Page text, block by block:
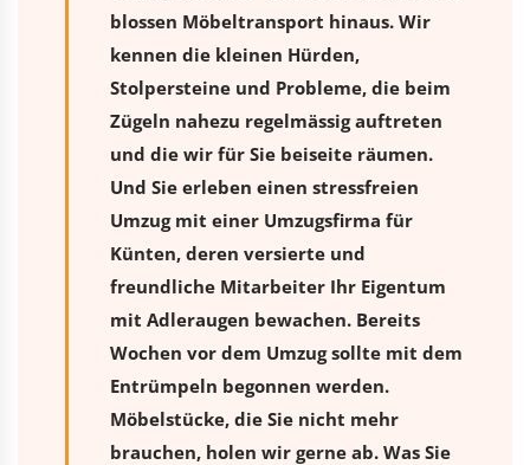
blossen Möbeltransport hinaus. Wir
kennen die kleinen Hürden,
Stolpersteine und Probleme, die beim
Zügeln nahezu regelmässig auftreten
und die wir für Sie beiseite räumen.
Und Sie erleben einen stressfreien
Umzugmit einer Umzugsfirma für
Künten, deren versierte und
freundliche Mitarbeiter Ihr Eigentum
mit Adleraugen bewachen. Bereits
Wochen vor dem Umzug sollte mit dem
Entrümpeln begonnen werden.
Möbelstücke, die Sie nicht mehr
brauchen, holen wir gerne ab. Was Sie